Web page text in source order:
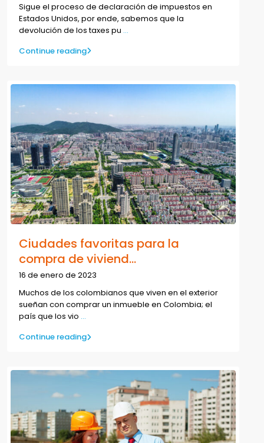
Sigue el proceso de declaración de impuestos en
Estados Unidos, por ende, sabemos que la
devolución de los taxes pu ...
Continue reading
Ciudades favoritas para la
compra de viviend...
16 de enero de 2023
Muchos de los colombianos que viven en el exterior
sueñan con comprar un inmueble en Colombia; el
país que los vio ...
Continue reading